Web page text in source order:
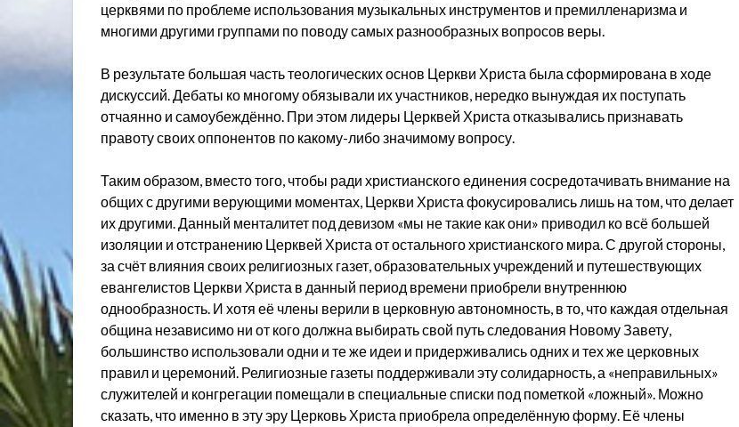
церквями по проблеме использования музыкальных инструментов и премилленаризма и
многими другими группами по поводу самых разнообразных вопросов веры.
В результате большая часть теологических основ Церкви Христа была сформирована в ходе
дискуссий. Дебаты ко многому обязывали их участников, нередко вынуждая их поступать
отчаянно и самоубеждённо. При этом лидеры Церквей Христа отказывались признавать
правоту своих оппонентов по какому-либо значимому вопросу.
Таким образом, вместо того, чтобы ради христианского единения сосредотачивать внимание на
общих с другими верующими моментах, Церкви Христа фокусировались лишь на том, что делает
их другими. Данный менталитет под девизом «мы не такие как они» приводил ко всё большей
изоляции и отстранению Церквей Христа от остального христианского мира. С другой стороны,
за счёт влияния своих религиозных газет, образовательных учреждений и путешествующих
евангелистов Церкви Христа в данный период времени приобрели внутреннюю
однообразность. И хотя её члены верили в церковную автономность, в то, что каждая отдельная
община независимо ни от кого должна выбирать свой путь следования Новому Завету,
большинство использовали одни и те же идеи и придерживались одних и тех же церковных
правил и церемоний. Религиозные газеты поддерживали эту солидарность, а «неправильных»
служителей и конгрегации помещали в специальные списки под пометкой «ложный». Можно
сказать, что именно в эту эру Церковь Христа приобрела определённую форму. Её члены